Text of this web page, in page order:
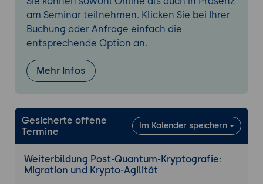
CNSA 2.0 und die Anforderungen im US-
Umfeld
Die EU-Roadmap mit nationalen
Strategien und Inventuren bis Ende 2026
Einordnung der BSI-Empfehlungen
Praxis-Übung:
und einen groben Zeithorizont ableiten.
4. Hybride Verfahren als Übergangsweg
Klassische und quantensichere Verfahren
kombinieren
Warum Hybridbetrieb Risiko in der
am Seminar teilnehmen. Klicken Sie bei Ihrer
Buchung oder Anfrage einfach die
entsprechende Option an.
Mehr Infos
Gesicherte offene
Termine
Im Kalender speichern
Weiterbildung Post-Quantum-Kryptografie:
Migration und Krypto-Agilität